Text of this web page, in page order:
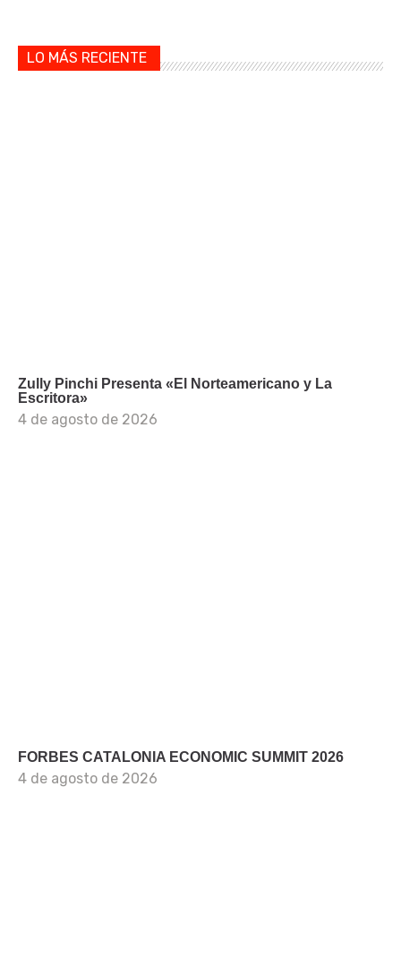
LO MÁS RECIENTE
Zully Pinchi Presenta «El Norteamericano y La
Escritora»
4 de agosto de 2026
FORBES CATALONIA ECONOMIC SUMMIT 2026
4 de agosto de 2026